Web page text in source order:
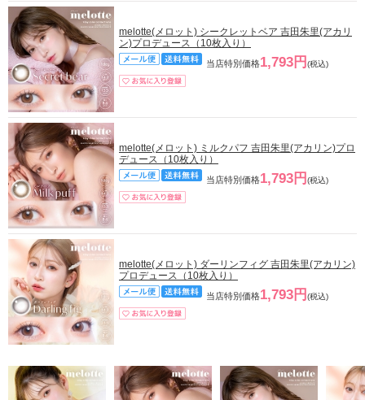
melotte(メロット) シークレットベア 吉田朱里(アカリ
ン)プロデュース（10枚入り）
当店特別価格1,793円 (税込)
melotte(メロット) ミルクパフ 吉田朱里(アカリン)プロ
デュース（10枚入り）
当店特別価格1,793円 (税込)
melotte(メロット) ダーリンフィグ 吉田朱里(アカリン)
プロデュース（10枚入り）
当店特別価格1,793円 (税込)